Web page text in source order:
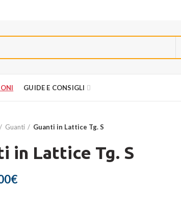
GUIDE E CONSIGLI
Guanti Guanti in Lattice Tg. S
in Lattice Tg. S
€Il